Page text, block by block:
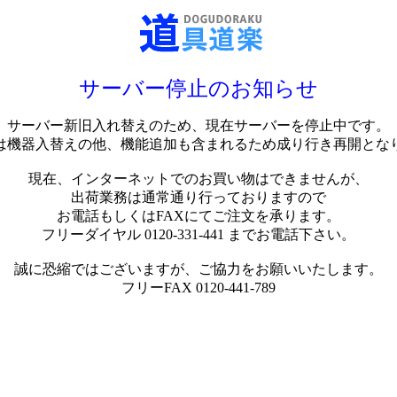
サーバー停止のお知らせ
サーバー新旧入れ替えのため、現在サーバーを停止中です。
機器入替えの他、機能追加も含まれるため成り行き再開とな
現在、インターネットでのお買い物はできませんが、
出荷業務は通常通り行っておりますので
お電話もしくはFAXにてご注文を承ります。
フリーダイヤル 0120-331-441 までお電話下さい。
誠に恐縮ではございますが、ご協力をお願いいたします。
フリーFAX 0120-441-789